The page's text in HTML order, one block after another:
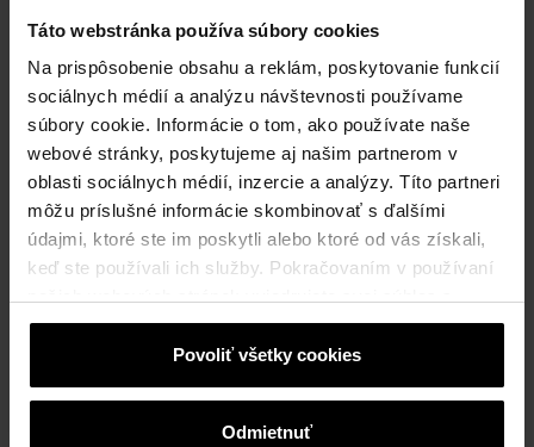
Táto webstránka používa súbory cookies
Na prispôsobenie obsahu a reklám, poskytovanie funkcií
sociálnych médií a analýzu návštevnosti používame
súbory cookie. Informácie o tom, ako používate naše
webové stránky, poskytujeme aj našim partnerom v
oblasti sociálnych médií, inzercie a analýzy. Títo partneri
môžu príslušné informácie skombinovať s ďalšími
údajmi, ktoré ste im poskytli alebo ktoré od vás získali,
keď ste používali ich služby. Pokračovaním v používaní
cookies na webovej stránke.
Povoliť všetky cookies
Odmietnuť
Výstavba jahodovej pyramídy